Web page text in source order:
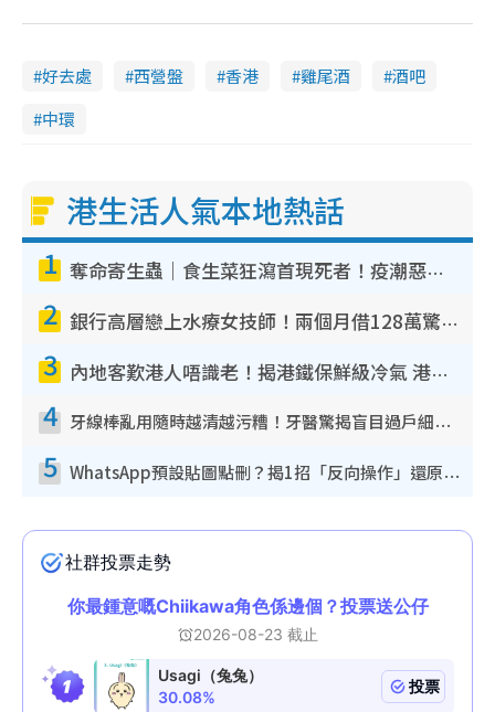
好去處 西營盤 香港 雞尾酒
酒吧
中環
港生活人氣本地熱話
1 奪命寄生蟲｜食生菜狂瀉首現死者！疫潮惡化錄1.8萬宗病例 揭洗菜3大謬誤
2 銀行高層戀上水療女技師！兩個月借128萬驚覺「沉船」沉落火海 揭背後疑似邪教操控賣淫
3 內地客歎港人唔識老！揭港鐵保鮮級冷氣 港人求放過：咪投訴
4 牙線棒亂用隨時越清越污糟！牙醫驚揭盲目過戶細菌恐致蛀牙：呢種先係日常真保養
5 WhatsApp預設貼圖點刪？揭1招「反向操作」還原簡潔介面 附3步實測教學